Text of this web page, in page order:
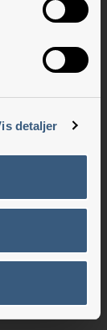
detaljer